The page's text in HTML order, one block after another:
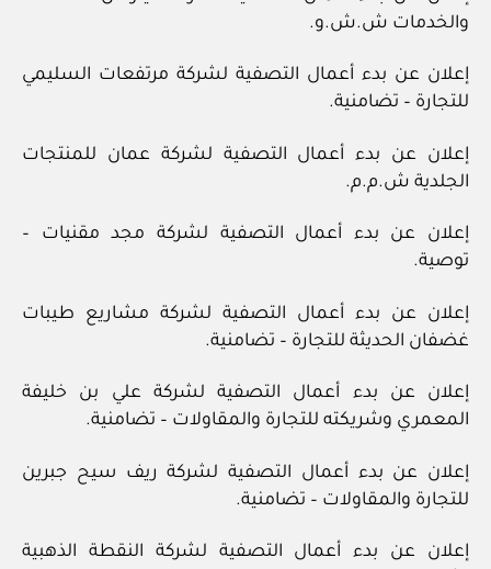
والخدمات ش.ش.و.
إعلان عن بدء أعمال التصفية لشركة مرتفعات السليمي
للتجارة – تضامنية.
إعلان عن بدء أعمال التصفية لشركة عمان للمنتجات
الجلدية ش.م.م.
إعلان عن بدء أعمال التصفية لشركة مجد مقنيات –
توصية.
إعلان عن بدء أعمال التصفية لشركة مشاريع طيبات
غضفان الحديثة للتجارة – تضامنية.
إعلان عن بدء أعمال التصفية لشركة علي بن خليفة
المعمري وشريكته للتجارة والمقاولات – تضامنية.
إعلان عن بدء أعمال التصفية لشركة ريف سيح جبرين
للتجارة والمقاولات – تضامنية.
إعلان عن بدء أعمال التصفية لشركة النقطة الذهبية